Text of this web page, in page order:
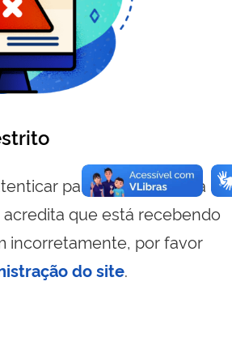
para visualizar essa
acredita que está recebendo
incorretamente, por favor
do site.